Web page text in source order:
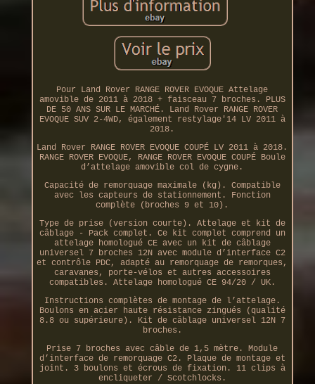
Pour Land Rover RANGE ROVER EVOQUE Attelage
amovible de 2011 à 2018 + faisceau 7 broches. PLUS
DE 50 ANS SUR LE MARCHÉ. Land Rover RANGE ROVER
EVOQUE SUV 2-4WD, également restylage'14 LV 2011 à
2018.
Land Rover RANGE ROVER EVOQUE COUPÉ LV 2011 à 2018.
RANGE ROVER EVOQUE, RANGE ROVER EVOQUE COUPÉ Boule
d’attelage amovible col de cygne.
Capacité de remorquage maximale (kg). Compatible
avec les capteurs de stationnement. Fonction
complète (broches 9 et 10).
Type de prise (version courte). Attelage et kit de
câblage - Pack complet. Ce kit complet comprend un
attelage homologué CE avec un kit de câblage
universel 7 broches 12N avec module d’interface C2
et contrôle PDC, adapté au remorquage de remorques,
caravanes, porte-vélos et autres accessoires
compatibles. Attelage homologué CE 94/20 / UK.
Instructions complètes de montage de l’attelage.
Boulons en acier haute résistance zingués (qualité
8.8 ou supérieure). Kit de câblage universel 12N 7
broches.
Prise 7 broches avec câble de 1,5 mètre. Module
d’interface de remorquage C2. Plaque de montage et
joint. 3 boulons et écrous de fixation. 11 clips à
encliqueter / Scotchlocks.